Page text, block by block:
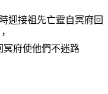
迎接祖先亡靈自冥府回
，
冥府使他們不迷路